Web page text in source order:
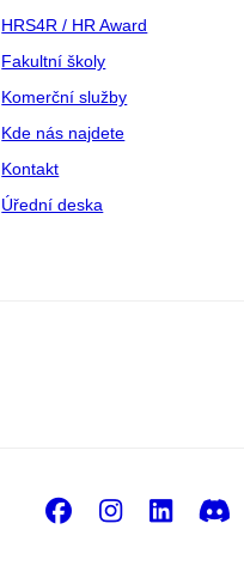
HRS4R / HR Award
Fakultní školy
Komerční služby
Kde nás najdete
Kontakt
Úřední deska
Facebook